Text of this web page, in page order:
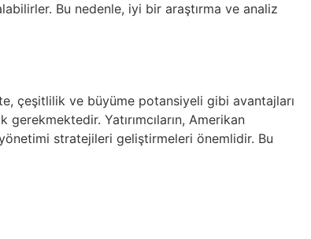
Bu nedenle, iyi bir araştırma ve analiz
çeşitlilik ve büyüme potansiyeli gibi avantajları
Yatırımcıların, Amerikan
stratejileri geliştirmeleri önemlidir. Bu